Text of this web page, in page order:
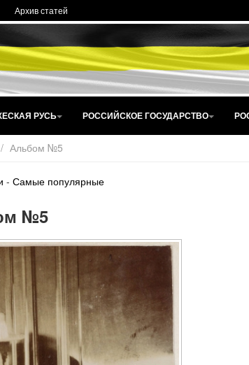
Архив статей
РУСЬ РОССИЙСКОЕ ГОСУДАРСТВО
Альбом №5
-Самые популярные
№5